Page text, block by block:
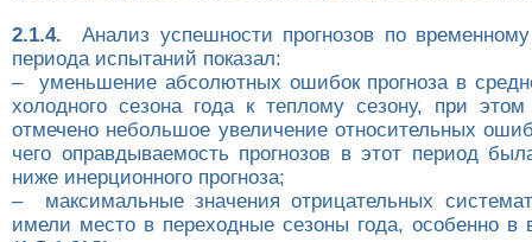
2.1.4. Анализ успешности прогнозов по
периода испытаний показал:
– уменьшение абсолютных ошибок прогноза в
холодного сезона года к теплому сезону, при
отмечено небольшое увеличение относительных
чего оправдываемость прогнозов в этот период
ниже инерционного прогноза;
– максимальные значения отрицательных
имели место в переходные сезоны года, особенно в